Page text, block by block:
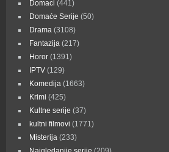
Domaci (441)
Domaće Serije (50)
Drama (3108)
Fantazija (217)
Horor (1391)
IPTV (129)
Komedija (1663)
Krimi (425)
Kultne serije (37)
kultni filmovi (1771)
Misterija (233)